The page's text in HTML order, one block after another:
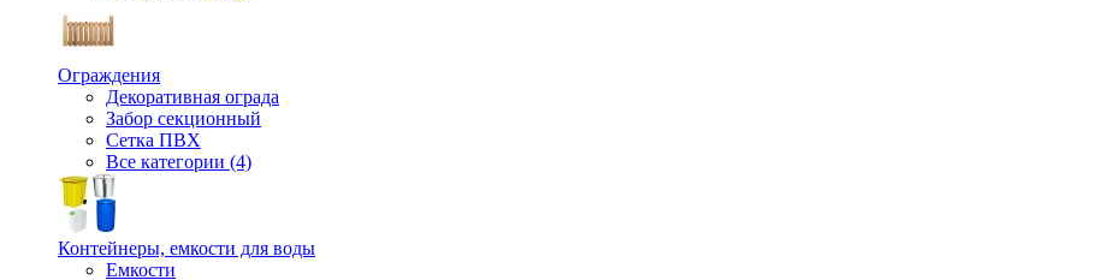
Ограждения
Декоративная ограда
Забор секционный
Сетка ПВХ
Все категории (4)
Контейнеры, емкости для воды
Емкости